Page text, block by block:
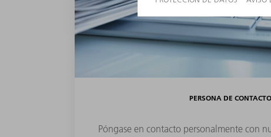
PERSONA DE CONTACTO
Póngase en contacto personalmente con